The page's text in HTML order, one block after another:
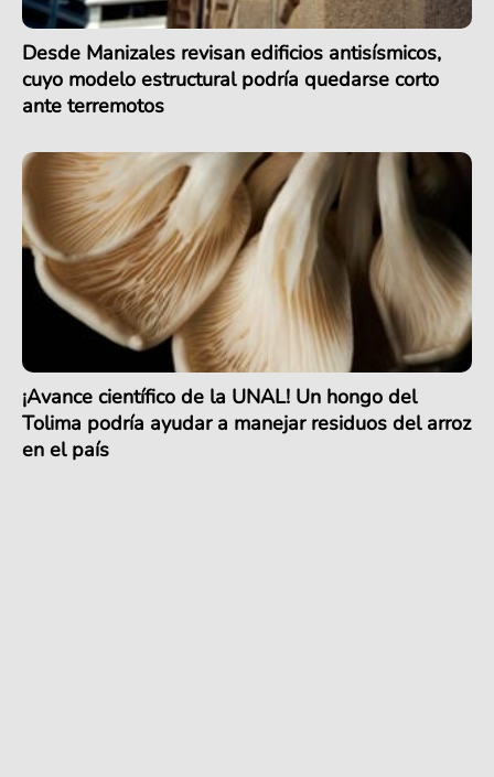
Desde Manizales revisan edificios antisísmicos,
cuyo modelo estructural podría quedarse corto
ante terremotos
¡Avance científico de la UNAL! Un hongo del
Tolima podría ayudar a manejar residuos del arroz
en el país